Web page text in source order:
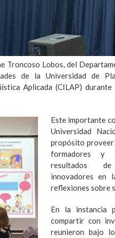
Troncoso Lobos, del
de la Universidad de
Aplicada (CILAP)
Este importante
Universidad
propósito proveer
formadores y
resultados de
innovadores en
reflexiones sobre
En la instancia
compartir con
reunieron bajo